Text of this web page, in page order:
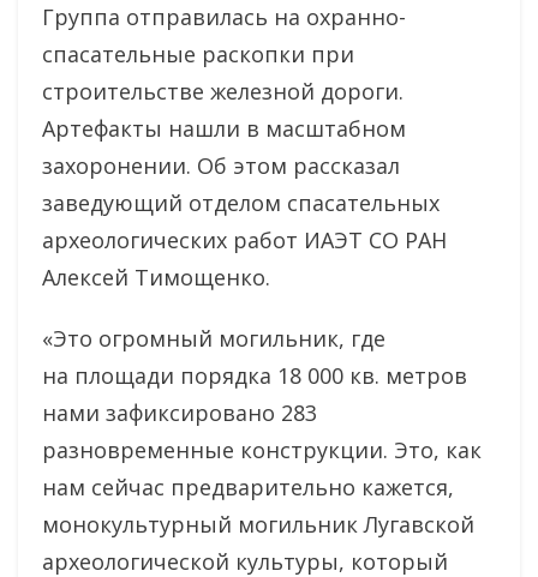
Группа отправилась на охранно-
спасательные раскопки при
строительстве железной дороги.
Артефакты нашли в масштабном
захоронении. Об этом рассказал
заведующий отделом спасательных
археологических работ ИАЭТ СО РАН
Алексей Тимощенко.
«Это огромный могильник, где
на площади порядка 18 000 кв. метров
нами зафиксировано 283
разновременные конструкции. Это, как
нам сейчас предварительно кажется,
монокультурный могильник Лугавской
археологической культуры, который